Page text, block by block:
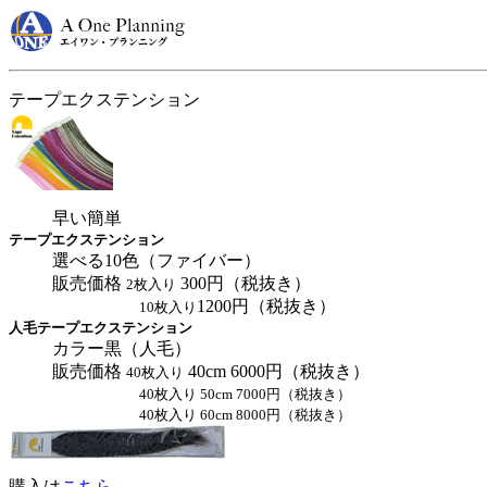
テープエクステンション
早い簡単
テープエクステンション
選べる10色（ファイバー）
販売価格 2枚入り 300円（税抜き）
10枚入り 1200円（税抜き）
人毛テープエクステンション
カラー黒（人毛）
販売価格 40枚入り 40cm 6000円（税抜き）
40枚入り 50cm 7000 円（税抜き）
40枚入り 60cm 8000 円（税抜き）